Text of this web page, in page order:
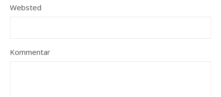
Websted
Kommentar